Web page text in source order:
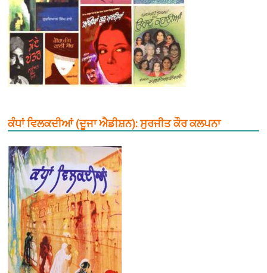
ਕੰਧਾਂ ਵਿਲਕਦੀਆਂ (ਦੂਜਾ ਐਡੀਸ਼ਨ): ਸੁਰਜੀਤ ਕੌਰ ਕਲਪਨਾ